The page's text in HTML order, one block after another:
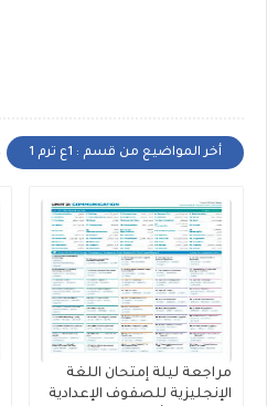
أخر المواضيع من قسم : 1ع ترم 1
مراجعة ليلة إمتحان اللغة
الإنجليزية للصفوف الإعدادية